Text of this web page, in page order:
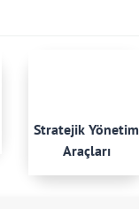
Stratejik Yönetim
Araçları